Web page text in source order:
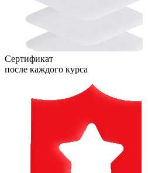
Сертификат
после каждого курса